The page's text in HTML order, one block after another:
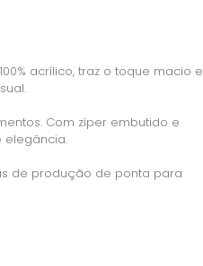
acrílico, traz o toque macio e
Com zíper embutido e
elegância.
de produção de ponta para